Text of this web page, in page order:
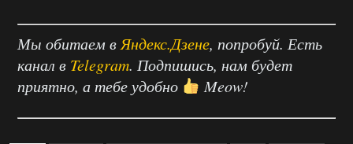
Мы обитаем в Яндекс.Дзене, попробуй. Есть
канал в Telegram. Подпишись, нам будет
приятно, а тебе удобно
Meow!